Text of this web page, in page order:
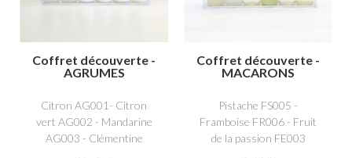
Coffret découverte -
AGRUMES
Citron AG001- Citron
vert AG002 - Mandarine
AG003 - Clémentine
Coffret découverte -
MACARONS
Pistache FS005 -
Framboise FR006 - Fruit
de la passion FE003